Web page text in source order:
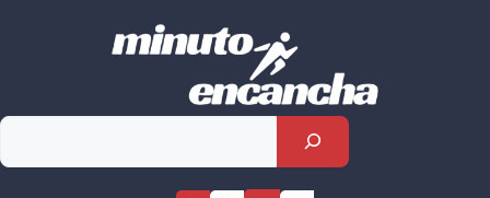
Rechercher